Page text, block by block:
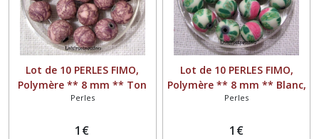
Lot de 10 PERLES FIMO,
Polymère ** 8 mm ** Ton
Beige Rosé - PF16
Perles
1 €
Lot de 10 PERLES FIMO,
Polymère ** 8 mm ** Blanc,
Rose, Vert - PF13
Perles
1 €